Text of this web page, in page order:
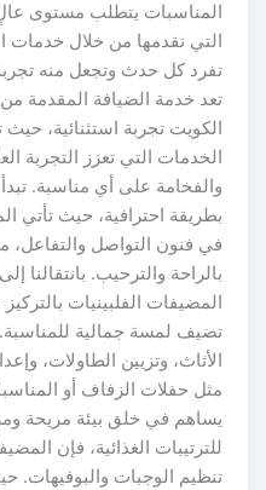
المناسبات يتطلب مستوى عالٍ
التي نقدمها من خلال خدمات
تفرد كل حدث وتجعل منه
تعد خدمة الضيافة المقدمة
الكويت تجربة استثنائية،
الخدمات التي تعزز التجربة
والفخامة على أي مناسبة.
بطريقة احترافية، حيث تأتي
في فنون التواصل
بالراحة والترحيب. بانتقالنا
المضيفات الفلبينيات
تضيف لمسة جمالية
الأثاث، وتزيين الطاولات،
مثل حفلات الزفاف أو
يساهم في خلق بيئة مريحة
للترتيبات الغذائية، فإن
تنظيم الوجبات والبوفيهات.